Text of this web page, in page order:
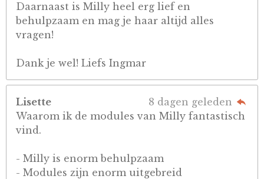
Daarnaast is Milly heel erg lief en
behulpzaam en mag je haar altijd alles
vragen!
Dank je wel! Liefs Ingmar
Lisette
8 dagen geleden
Waarom ik de modules van Milly fantastisch
vind.
- Milly is enorm behulpzaam
- Modules zijn enorm uitgebreid